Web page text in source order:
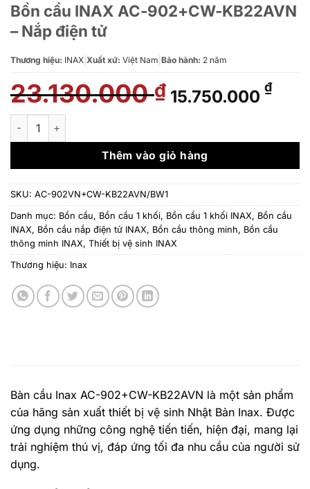
Bồn cầu INAX AC-902+CW-KB22AVN
– Nắp điện tử
Thương hiệu: INAX Xuất xứ: Việt Nam Bảo hành: 2 năm
23.130.000₫ Giá
gốc
23.130.000 ₫.
15.750.000 ₫Giá
là:
Bồn cầu INAX AC-902+CW-KB22AVN - Nắp điện tử số lượng
Thêm vào giỏ hàng
SKU: AC-902VN+CW-KB22AVN/BW1
Danh mục: Bồn cầu, Bồn cầu 1 khối, Bồn cầu 1 khối INAX, Bồn cầu
INAX, Bồn cầu nắp điện tử INAX, Bồn cầu thông minh, Bồn cầu
thông minh INAX, Thiết bị vệ sinh INAX
Thương hiệu: Inax
Bàn cầu Inax AC-902+CW-KB22AVN là một sản phẩm
của hãng sản xuất thiết bị vệ sinh Nhật Bản Inax. Được
ứng dụng những công nghệ tiến tiến, hiện đại, mang lại
trải nghiệm thú vị, đáp ứng tối đa nhu cầu của người sử
dụng.